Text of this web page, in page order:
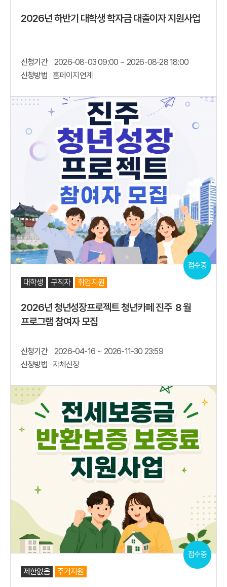
2026년 하반기 대학생 학자금 대출이자 지원사업
신청기간
2026-08-03 09:00 ~ 2026-08-28 18:00
신청방법 홈페이지연계
접수중
대학생 구직자 취업지원
2026년 청년성장프로젝트 청년카페 진주 ８월
프로그램 참여자 모집
신청기간
2026-04-16 ~ 2026-11-30 23:59
신청방법 자체신청
접수중
제한없음 주거지원